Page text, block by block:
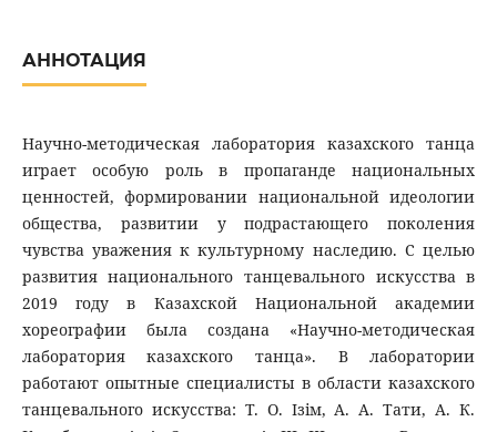
АННОТАЦИЯ
Научно-методическая лаборатория казахского танца
играет особую роль в пропаганде национальных
ценностей, формировании национальной идеологии
общества, развитии у подрастающего поколения
чувства уважения к культурному наследию. С целью
развития национального танцевального искусства в
2019 году в Казахской Национальной академии
хореографии была создана «Научно-методическая
лаборатория казахского танца». В лаборатории
работают опытные специалисты в области казахского
танцевального искусства: Т. О. Ізім, А. А. Тати, А. К.